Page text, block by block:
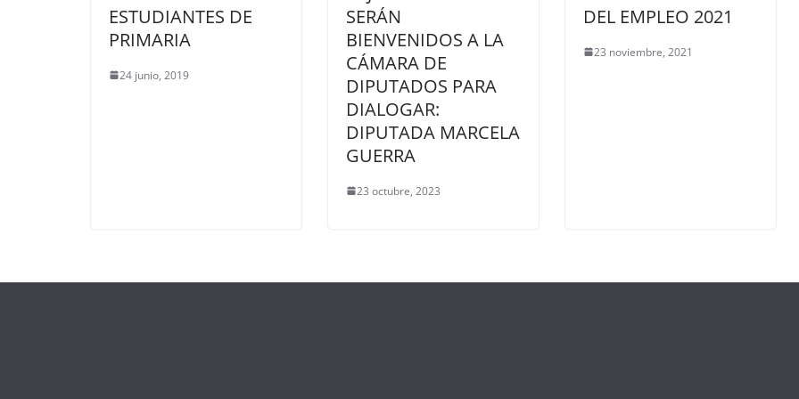
ESTUDIANTES DE
PRIMARIA
24 junio, 2019
SERÁN
BIENVENIDOS A LA
CÁMARA DE
DIPUTADOS PARA
DIALOGAR:
DIPUTADA MARCELA
GUERRA
23 octubre, 2023
DEL EMPLEO 2021
23 noviembre, 2021